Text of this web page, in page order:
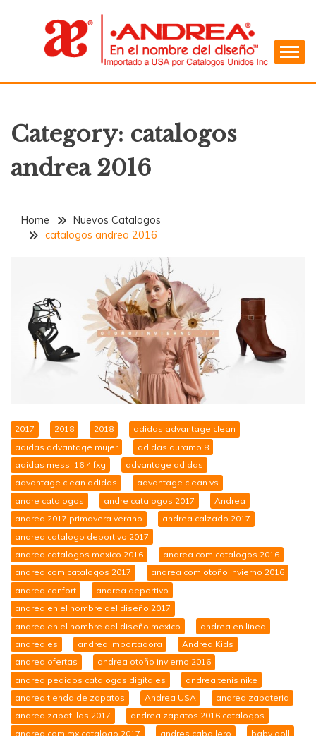
ANDREA
Category: catalogos
andrea 2016
Home
Nuevos Catalogos
catalogos andrea 2016
2017 2018 2018
adidas advantage clean
adidas advantage mujer
adidas duramo 8
adidas messi 16.4 fxg
advantage adidas
advantage clean adidas
advantage clean vs
andre catalogos
andre catalogos 2017
Andrea
andrea 2017 primavera verano
andrea calzado 2017
andrea catalogo deportivo 2017
andrea catalogos mexico 2016
andrea com catalogos 2016
andrea com catalogos 2017
andrea com otoño invierno 2016
andrea confort
andrea deportivo
andrea en el nombre del diseño 2017
andrea en el nombre del diseño mexico
andrea en linea
andrea es
andrea importadora
Andrea Kids
andrea ofertas
andrea otoño invierno 2016
andrea pedidos catalogos digitales
andrea tenis nike
andrea tienda de zapatos
Andrea USA
andrea zapateria
andrea zapatillas 2017
andrea zapatos 2016 catalogos
andrea.com.mx catalogo 2017
andres caballero
baby doll